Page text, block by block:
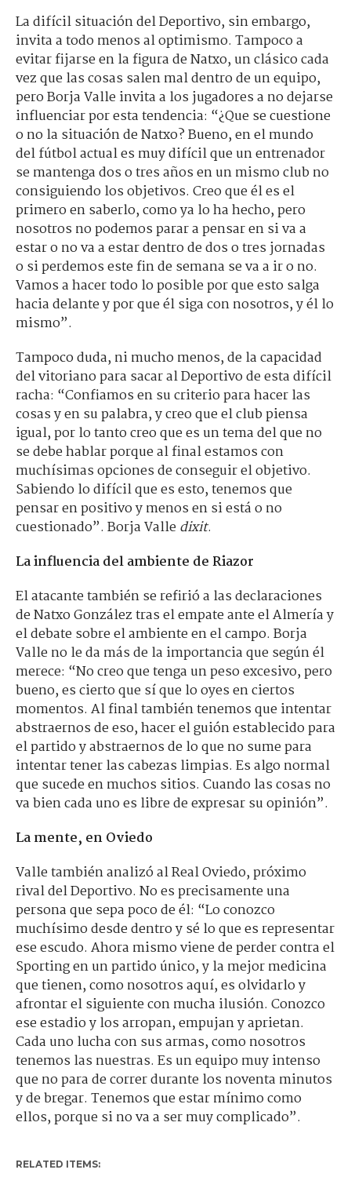
La difícil situación del Deportivo, sin embargo,
invita a todo menos al optimismo. Tampoco a
evitar fijarse en la figura de Natxo, un clásico cada
vez que las cosas salen mal dentro de un equipo,
pero Borja Valle invita a los jugadores a no dejarse
influenciar por esta tendencia: “¿Que se cuestione
o no la situación de Natxo? Bueno, en el mundo
del fútbol actual es muy difícil que un entrenador
se mantenga dos o tres años en un mismo club no
consiguiendo los objetivos. Creo que él es el
primero en saberlo, como ya lo ha hecho, pero
nosotros no podemos parar a pensar en si va a
estar o no va a estar dentro de dos o tres jornadas
o si perdemos este fin de semana se va a ir o no.
Vamos a hacer todo lo posible por que esto salga
hacia delante y por que él siga con nosotros, y él lo
mismo”.
Tampoco duda, ni mucho menos, de la capacidad
del vitoriano para sacar al Deportivo de esta difícil
racha: “Confiamos en su criterio para hacer las
cosas y en su palabra, y creo que el club piensa
igual, por lo tanto creo que es un tema del que no
se debe hablar porque al final estamos con
muchísimas opciones de conseguir el objetivo.
Sabiendo lo difícil que es esto, tenemos que
pensar en positivo y menos en si está o no
cuestionado”. Borja Valledixit.
La influencia del ambiente de Riazor
El atacante también se refirió a las declaraciones
de Natxo González tras el empate ante el Almería y
el debate sobre el ambiente en el campo. Borja
Valle no le da más de la importancia que según él
merece: “No creo que tenga un peso excesivo, pero
bueno, es cierto que sí que lo oyes en ciertos
momentos. Al final también tenemos que intentar
abstraernos de eso, hacer el guión establecido para
el partido y abstraernos de lo que no sume para
intentar tener las cabezas limpias. Es algo normal
que sucede en muchos sitios. Cuando las cosas no
va bien cada uno es libre de expresar su opinión”.
La mente, en Oviedo
Valle también analizó al Real Oviedo, próximo
rival del Deportivo. No es precisamente una
persona que sepa poco de él: “Lo conozco
muchísimo desde dentro y sé lo que es representar
ese escudo. Ahora mismo viene de perder contra el
Sporting en un partido único, y la mejor medicina
que tienen, como nosotros aquí, es olvidarlo y
afrontar el siguiente con mucha ilusión. Conozco
ese estadio y los arropan, empujan y aprietan.
Cada uno lucha con sus armas, como nosotros
tenemos las nuestras. Es un equipo muy intenso
que no para de correr durante los noventa minutos
y de bregar. Tenemos que estar mínimo como
ellos, porque si no va a ser muy complicado”.
RELATED ITEMS: